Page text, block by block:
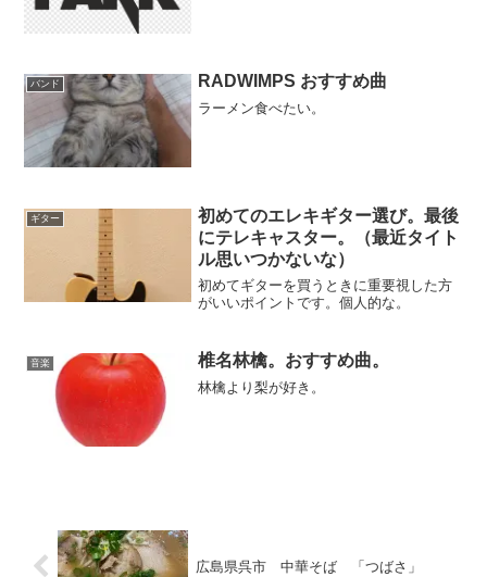
バンド RADWIMPS おすすめ曲
ラーメン食べたい。
ギター
初めてのエレキギター選び。最後
にテレキャスター。（最近タイト
ル思いつかないな）
初めてギターを買うときに重要視した方
がいいポイントです。個人的な。
音楽 椎名林檎。おすすめ曲。
林檎より梨が好き。
広島県呉市 中華そば 「つばさ」